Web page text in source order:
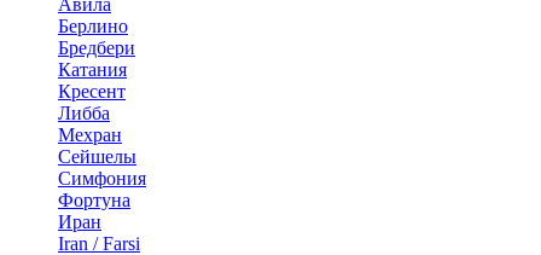
Авила
Берлино
Бредбери
Катания
Кресент
Либба
Мехран
Сейшелы
Симфония
Фортуна
Иран
Iran / Farsi